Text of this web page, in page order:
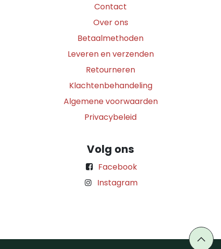
Contact
Over ons
Betaalmethoden
Leveren en verzenden
Retourneren
Klachtenbehandeling
Algemene voorwaarden
Privacybeleid
Volg ons
Facebook
Instagram